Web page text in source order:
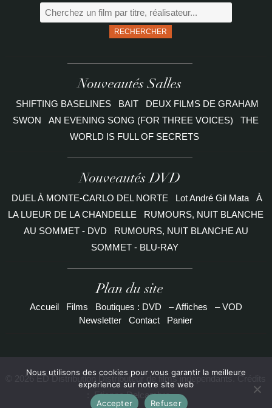
RECHERCHER
Nouveautés Salles
SHIFTING BASELINES BAIT
DEUX FILMS DE GRAHAM
SWON
AN EVENING SONG (FOR THREE VOICES)
THE
WORLD IS FULL OF SECRETS
Nouveautés DVD
DUEL À MONTE-CARLO DEL NORTE Lot André Gil Mata
À
LA LUEUR DE LA CHANDELLE
RUMOURS, NUIT BLANCHE
AU SOMMET - DVD
RUMOURS, NUIT BLANCHE AU
SOMMET - BLU-RAY
Plan du site
Accueil Films Boutiques : DVD – Affiches
– VOD
Newsletter
Contact Panier
© 2026 ED Distribution Distributeur de films indépendants. Crédits
Etienne Delcambre
Nous utilisons des cookies pour vous garantir la meilleure
expérience sur notre site web
Accepter
Refuser